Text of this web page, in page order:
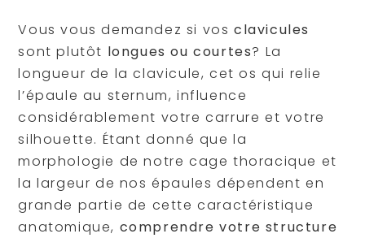
Vous vous demandez si vos clavicules
sont plutôt longues ou courtes? La
longueur de la clavicule, cet os qui relie
l’épaule au sternum, influence
considérablement votre carrure et votre
silhouette. Étant donné que la
morphologie de notre cage thoracique et
la largeur de nos épaules dépendent en
grande partie de cette caractéristique
anatomique, comprendre votre structure